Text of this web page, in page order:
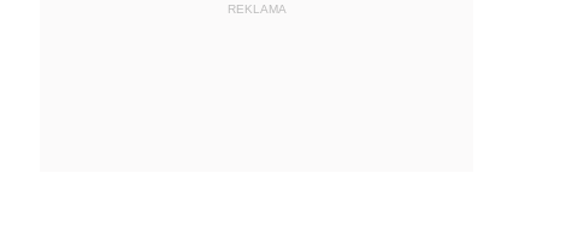
REKLAMA